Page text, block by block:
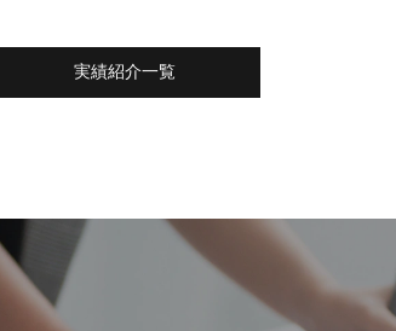
実績紹介一覧